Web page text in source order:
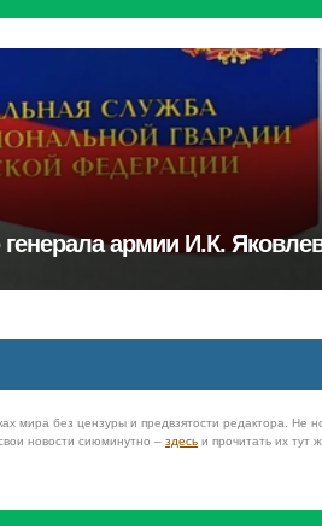
армии И.К.
мира без цензуры и предвзятости редактора. Не
новости сиюминутно – здесь и прочитать их тут